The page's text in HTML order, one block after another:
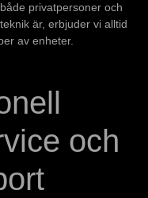
privatpersoner och
är, erbjuder vi alltid
av enheter.
och